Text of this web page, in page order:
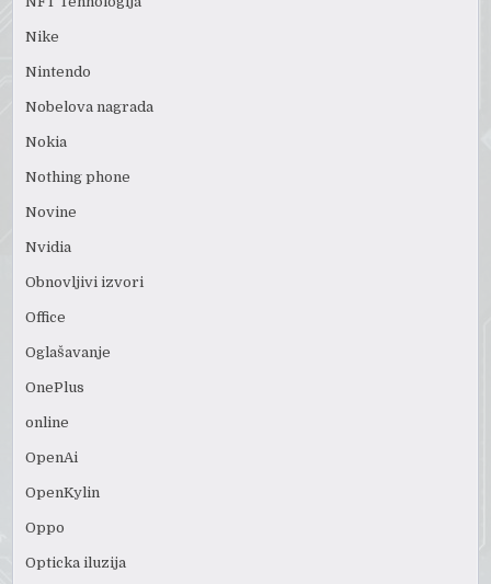
Nike
Nintendo
Nobelova nagrada
Nokia
Nothing phone
Novine
Nvidia
Obnovljivi izvori
Office
Oglašavanje
OnePlus
online
OpenAi
OpenKylin
Oppo
Opticka iluzija